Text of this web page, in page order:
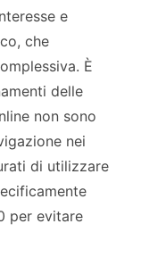
e
che
È
delle
non sono
nei
di utilizzare
per evitare